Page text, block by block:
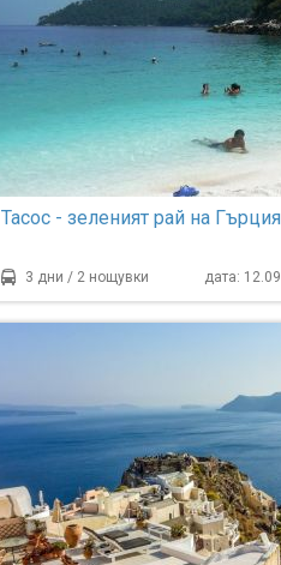
Тасос - зеленият рай на Гърция
3 дни / 2 нощувки дата: